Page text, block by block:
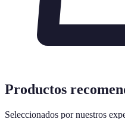
Productos
Seleccionados por nuestros